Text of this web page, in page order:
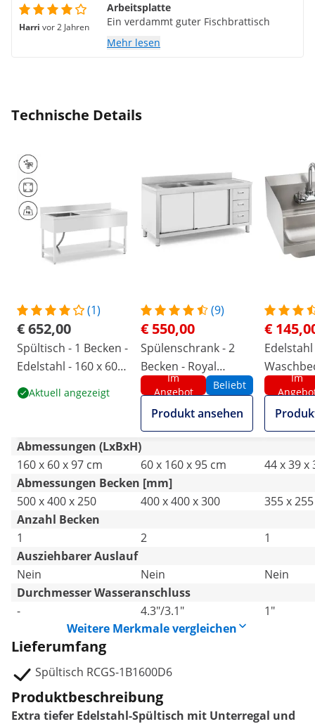
Harri vor 2 Jahren
Arbeitsplatte
Ein verdammt guter Fischbrattisch
Mehr lesen
Technische Details
(1)
€ 652,00
Spültisch - 1 Becken -
Edelstahl - 160 x 60
cm - Royal Catering
Aktuell angezeigt
(9)
€ 550,00
Spülenschrank - 2
Becken - Royal
Catering - Edelstahl -
160 x 60 cm
Im
Angebot
Beliebt
Produkt ansehen
€
Edelstahl
Armatur
Im
Abmessungen (LxBxH)
160 x 60 x 97 cm
60 x 160 x 95 cm
44 x 39 x
Abmessungen Becken [mm]
500 x 400 x 250
400 x 400 x 300
355 x
Anzahl Becken
1
2
1
Ausziehbarer Auslauf
Nein
Nein
Nein
Durchmesser Wasseranschluss
-
4.3"/3.1"
1"
Weitere Merkmale vergleichen
Lieferumfang
Spültisch RCGS-1B1600D6
Produktbeschreibung
Extra tiefer Edelstahl-Spültisch mit Unterregal und